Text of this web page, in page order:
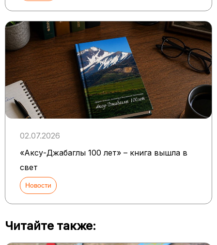
02.07.2026
«Аксу-Джабаглы 100 лет» – книга вышла в
свет
Новости
Читайте также: